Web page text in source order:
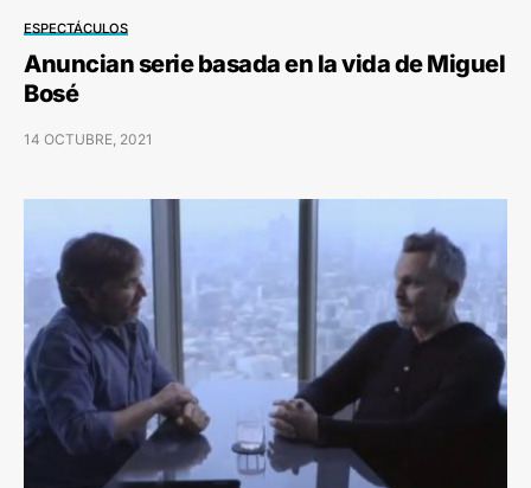
ESPECTÁCULOS
Anuncian serie basada en la vida de Miguel
Bosé
14 OCTUBRE, 2021